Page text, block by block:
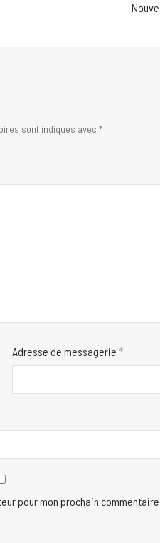
sont indiqués avec *
Adresse de messagerie *
pour mon prochain